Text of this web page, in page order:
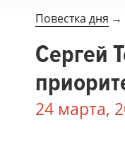
Повестка дня →
Сергей
24 марта,